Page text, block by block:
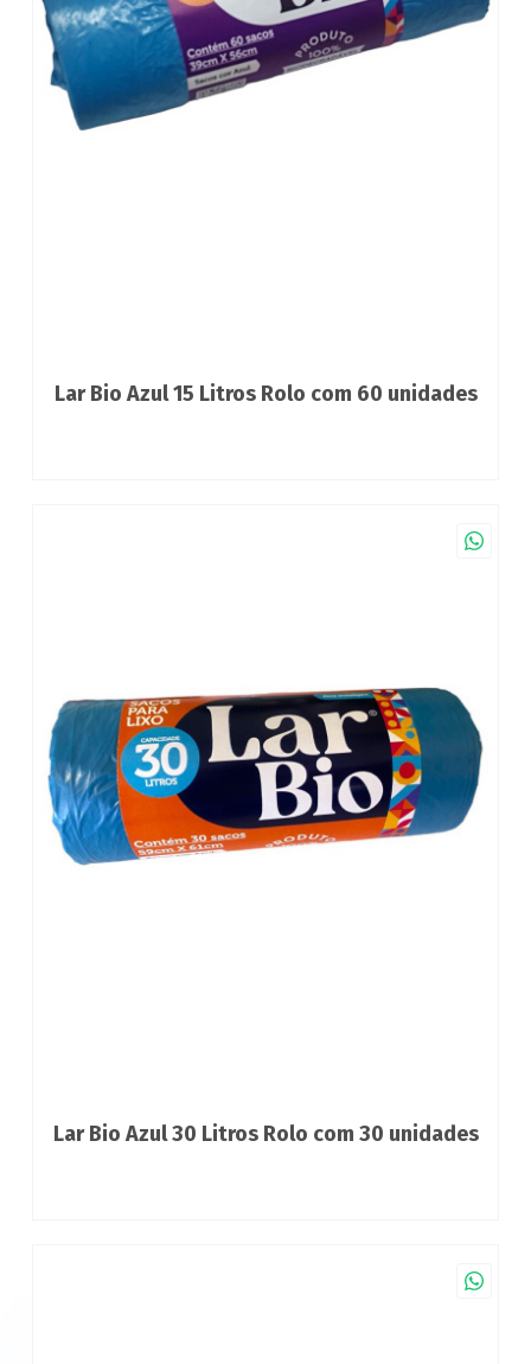
Lar Bio Azul 15 Litros Rolo com 60 unidades
Lar Bio Azul 30 Litros Rolo com 30 unidades